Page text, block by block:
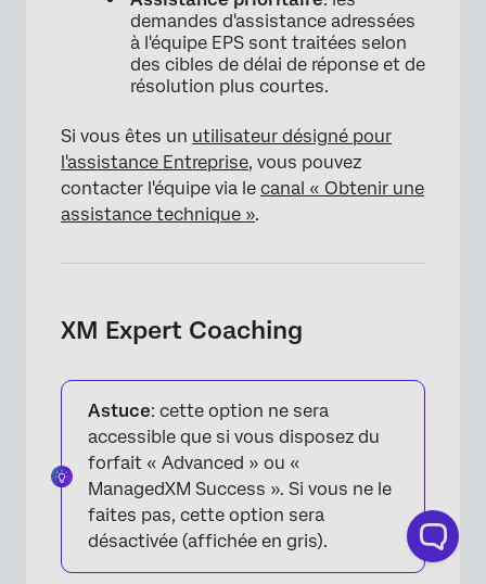
×
demandes d'assistance adressées
à l'équipe EPS sont traitées selon
des cibles de délai de réponse et de
résolution plus courtes.
Si vous êtes un utilisateur désigné pour
l'assistance Entreprise, vous pouvez
contacter l'équipe via le canal « Obtenir une
assistance technique ».
XM Expert Coaching
Astuce: cette option ne sera
accessible que si vous disposez du
forfait « Advanced » ou «
ManagedXM Success ». Si vous ne le
faites pas, cette option sera
désactivée (affichée en gris).